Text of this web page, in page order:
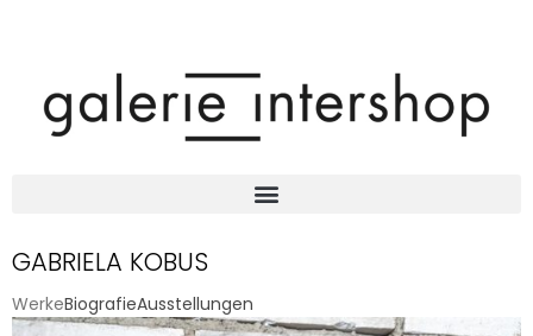
GABRIELA KOBUS
WerkeBiografieAusstellungen